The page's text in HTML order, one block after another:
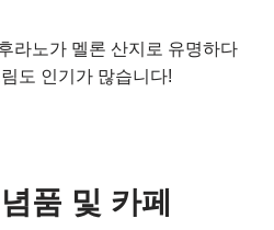
라노가 멜론 산지로 유명하다
도 인기가 많습니다!
품 및 카페